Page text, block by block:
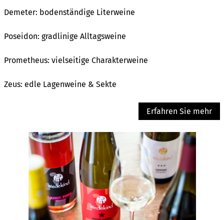
Demeter: bodenständige Literweine
Poseidon: gradlinige Alltagsweine
Prometheus: vielseitige Charakterweine
Zeus: edle Lagenweine & Sekte
Erfahren Sie mehr